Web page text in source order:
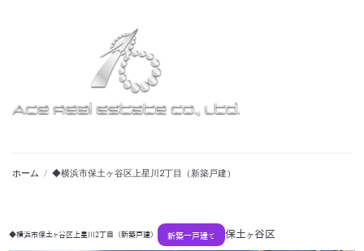
ホーム / ◆横浜市保土ヶ谷区上星川2丁目（新築戸建）
◆横浜市保土ヶ谷区上星川2丁目（新築戸建） 新築一戸建て 保土ヶ谷区